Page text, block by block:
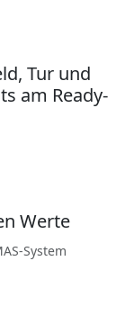
Tur und
am Ready-
Werte
System